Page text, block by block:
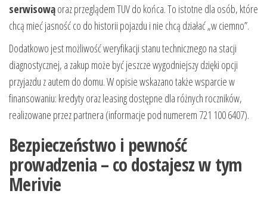
serwisowąoraz przeglądem TUV do końca. To istotne dla osób, które
chcą mieć jasność co do historii pojazdu i nie chcą działać „w ciemno”.
Dodatkowo jest możliwość weryfikacji stanu technicznego na stacji
diagnostycznej, a zakup może być jeszcze wygodniejszy dzięki opcji
przyjazdu z autem do domu. W opisie wskazano także wsparcie w
finansowaniu: kredyty oraz leasing dostępne dla różnych roczników,
realizowane przez partnera (informacje pod numerem 721 100 6407).
Bezpieczeństwo i pewność
prowadzenia – co dostajesz w tym
Merivie